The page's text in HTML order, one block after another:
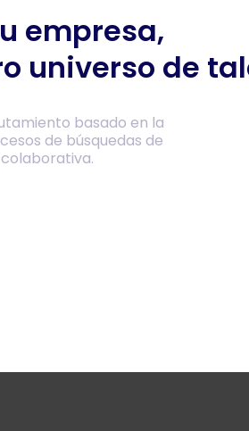
empresa,
universo de
basado en la
de búsquedas de